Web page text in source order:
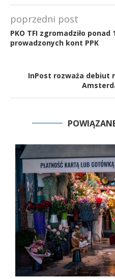
poprzedni post
PKO TFI zgromadziło ponad
prowadzonych kont PPK
InPost rozważa debiut